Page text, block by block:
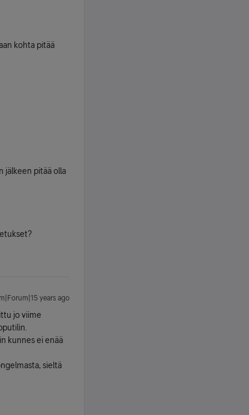
kohta pitää
jälkeen pitää olla
years ago
jo viime
kunnes ei enää
sieltä